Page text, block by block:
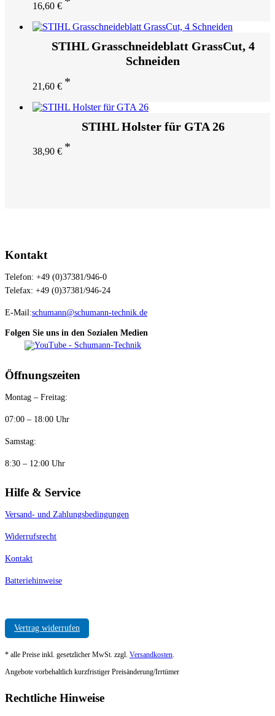
16,60 €
STIHL Grasschneideblatt GrassCut, 4
Schneiden
21,60 €
STIHL Holster für GTA 26
38,90 €
Kontakt
Telefon: +49 (0)37381/946-0
Telefax: +49 (0)37381/946-24
E-Mail:schumann@schumann-technik.de
Folgen Sie uns in den Sozialen Medien
Öffnungszeiten
Montag – Freitag:
07:00 – 18:00 Uhr
Samstag:
8:30 – 12:00 Uhr
Hilfe & Service
Versand- und Zahlungsbedingungen
Widerrufsrecht
Kontakt
Batteriehinweise
Vertrag widerrufen
* alle Preise inkl. gesetzlicher MwSt. zzgl. Versandkosten.
Angebote vorbehaltlich kurzfristiger Preisänderung/Irrtümer
Rechtliche Hinweise